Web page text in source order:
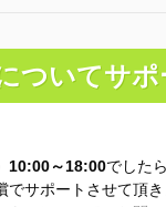
ついてサ
10:00～18:00でした
でサポートさせて頂